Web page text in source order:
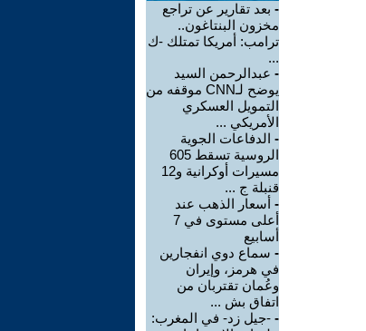
- بعد تقارير عن تراجع
مخزون البنتاغون..
ترامب: أمريكا تمتلك -ك
...
- عبدالرحمن السيد
يوضح لـCNN موقفه من
التمويل العسكري
الأمريكي ...
- الدفاعات الجوية
الروسية تسقط 605
مسيرات أوكرانية و12
قنبلة ج ...
- أسعار الذهب عند
أعلى مستوى في 7
أسابيع
- سماع دوي انفجارين
في هرمز، وإيران
وعُمان تقتربان من
اتفاق بش ...
- -جيل زد- في المغرب: